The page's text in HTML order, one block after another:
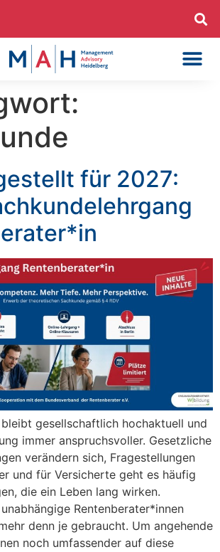
für 2027:
gesellschaftlich hochaktuell und
immer anspruchsvoller. Gesetzliche
verändern sich, Fragestellungen
und für Versicherte geht es häufig
die ein Leben lang wirken.
Rentenberater*innen
denn je gebraucht. Um angehende
noch umfassender auf diese